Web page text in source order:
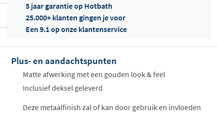
Offertes
ophalen...
5 jaar garantie op Hotbath
25.000+ klanten gingen je voor
Een 9.1 op onze klantenservice
Plus- en aandachtspunten
Matte afwerking met een gouden look & feel
Inclusief deksel geleverd
Deze metaalfinish zal of kan door gebruik en invloeden